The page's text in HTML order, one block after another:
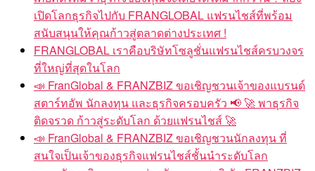
เปิดโลกธุรกิจไปกับ FRANGLOBAL แฟรนไชส์ที่พร้อม
สนับสนุนให้คุณก้าวสู่ตลาดต่างประเทศ !
FRANGLOBAL เราคือบริษัทโซลูชั่นแฟรนไชส์ครบวงจร
ที่ใหญ่ที่สุดในโลก
FranGlobal & FRANZBIZ ขอเชิญชวนเจ้าของแบรนด์
สตาร์ทอัพ นักลงทุน และธุรกิจครอบครัว
พาธุรกิจ
ติดจรวด ก้าวสู่ระดับโลก ด้วยแฟรนไชส์
FranGlobal & FRANZBIZ ขอเชิญชวนนักลงทุน ที่
สนใจเป็นเจ้าของธุรกิจแฟรนไชส์ชั้นนำระดับโลก
ยกระดับธุรกิจของคุณ สู่ระดับนานาชาติ กับ FRANZBIZ